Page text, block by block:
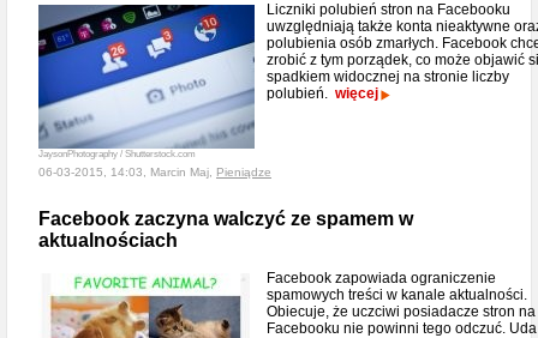
JaysonPhotography / Shutterstock.com
Liczniki polubień stron na Facebooku
uwzględniają także konta nieaktywne
polubienia osób zmarłych. Facebook
zrobić z tym porządek, co może objawić
spadkiem widocznej na stronie liczby
polubień. więcej
06-03-2015, 14:03, Marcin Maj, Pieniądze
Facebook zaczyna walczyć ze spamem w
aktualnościach
Facebook zapowiada ograniczenie
spamowych treści w kanale aktualności.
Obiecuje, że uczciwi posiadacze stron na
Facebooku nie powinni tego odczuć. Uda